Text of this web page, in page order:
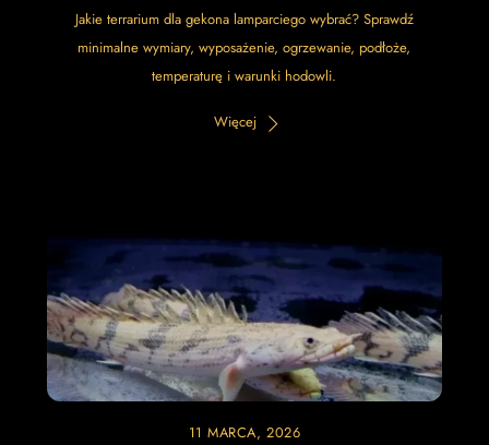
Jakie terrarium dla gekona lamparciego wybrać? Sprawdź
minimalne wymiary, wyposażenie, ogrzewanie, podłoże,
temperaturę i warunki hodowli.
Więcej
11 MARCA, 2026